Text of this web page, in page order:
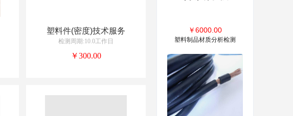
塑料件(密度)技术服务
检测周期:10.0工作日
￥300.00
￥6000.00
塑料制品材质分析检测